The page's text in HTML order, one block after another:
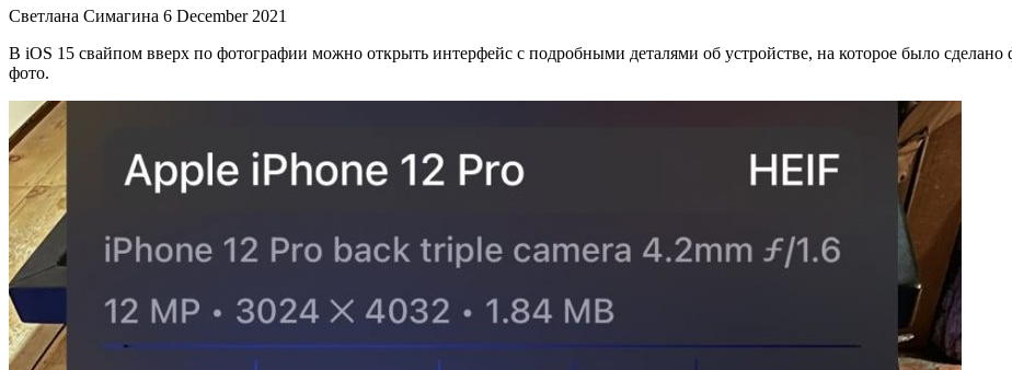
Светлана Симагина 6 December 2021
В iOS 15 свайпом вверх по фотографии можно открыть интерфейс с подробными деталями об устройстве, на которое было
фото.